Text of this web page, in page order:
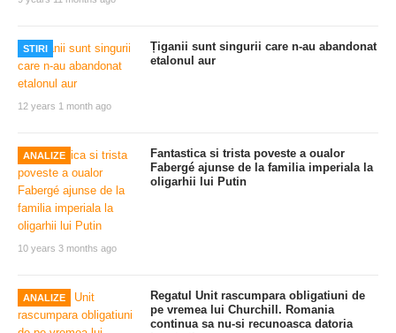
STIRI
12 years 1 month ago
Țiganii sunt singurii care n-au abandonat
etalonul aur
ANALIZE
10 years 3 months ago
Fantastica si trista poveste a oualor
Fabergé ajunse de la familia imperiala la
oligarhii lui Putin
ANALIZE
Regatul Unit rascumpara obligatiuni de
pe vremea lui Churchill. Romania
continua sa nu-si recunoasca datoria